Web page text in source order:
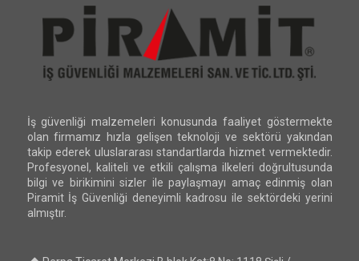
İş güvenliği malzemeleri konusunda faaliyet göstermekte
olan firmamız hızla gelişen teknoloji ve sektörü yakından
takip ederek uluslararası standartlarda hizmet vermektedir.
Profesyonel, kaliteli ve etkili çalışma ilkeleri doğrultusunda
bilgi ve birikimini sizler ile paylaşmayı amaç edinmiş olan
Piramit İş Güvenliği deneyimli kadrosu ile sektördeki yerini
almıştır.